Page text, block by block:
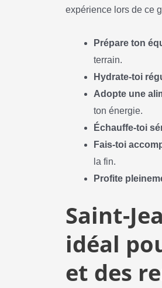
expérience lors de ce
Prépare ton
terrain.
Hydrate-toi
Adopte une
ton énergie.
Échauffe-toi
Fais-toi
la fin.
Profite
Saint-
idéal
et des